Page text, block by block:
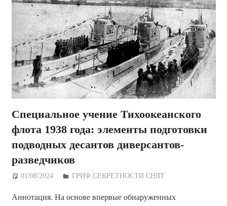
Специальное учение Тихоокеанского
флота 1938 года: элементы подготовки
подводных десантов диверсантов-
разведчиков
01/08/2024 Дежурный по Редакции
ГРИФ СЕКРЕТНОСТИ СНЯТ
Аннотация. На основе впервые обнаруженных